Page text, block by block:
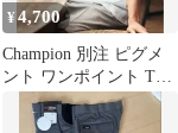
¥4,700
Champion 別注 ピグメ
ント ワンポイント Tシ
ャツ Mサイズ 新品